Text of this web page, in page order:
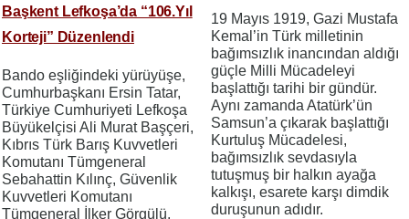
Başkent Lefkoşa’da “106.Yıl
Korteji” Düzenlendi
Bando eşliğindeki yürüyüşe,
Cumhurbaşkanı Ersin Tatar,
Türkiye Cumhuriyeti Lefkoşa
Büyükelçisi Ali Murat Başçeri,
Kıbrıs Türk Barış Kuvvetleri
Komutanı Tümgeneral
Sebahattin Kılınç, Güvenlik
Kuvvetleri Komutanı
Tümgeneral İlker Görgülü,
19 Mayıs 1919, Gazi Mustafa
Kemal’in Türk milletinin
bağımsızlık inancından aldığı
güçle Milli Mücadeleyi
başlattığı tarihi bir gündür.
Aynı zamanda Atatürk’ün
Samsun’a çıkarak başlattığı
Kurtuluş Mücadelesi,
bağımsızlık sevdasıyla
tutuşmuş bir halkın ayağa
kalkışı, esarete karşı dimdik
duruşunun adıdır.